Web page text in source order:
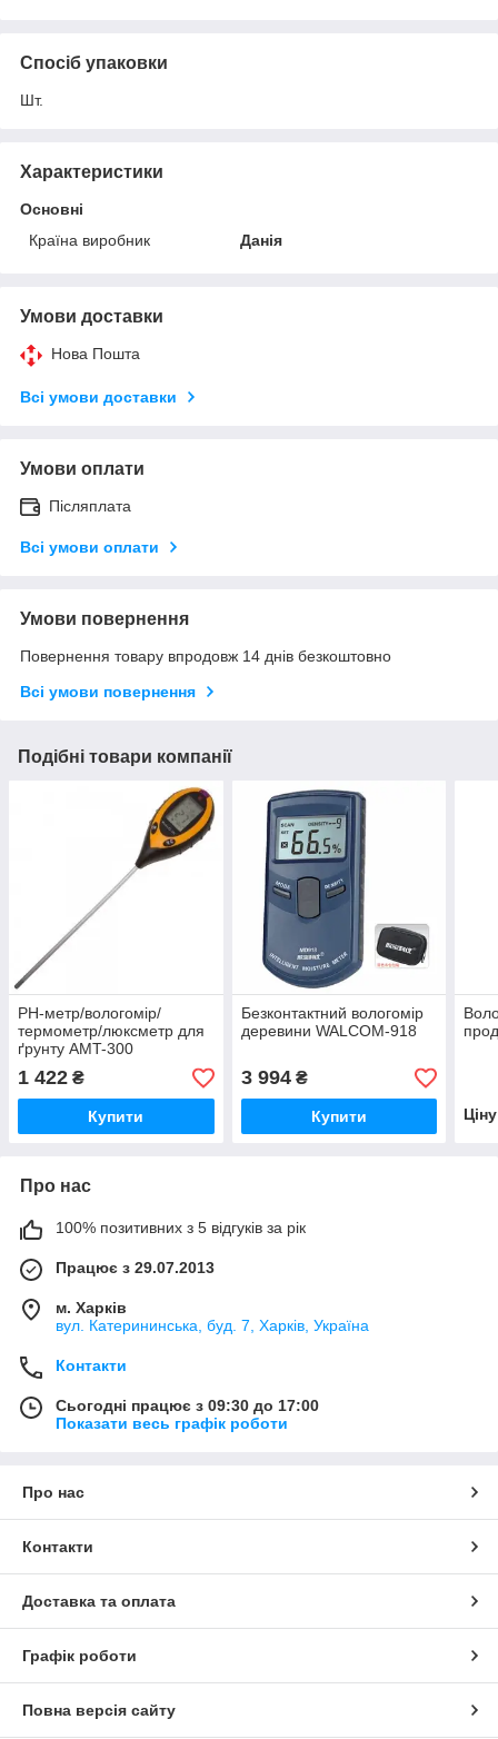
Спосіб упаковки
Шт.
Характеристики
Основні
Країна виробник
Данія
Умови доставки
Нова Пошта
Всі умови доставки
Умови оплати
Післяплата
Всі умови оплати
Умови повернення
Повернення товару впродовж 14 днів безкоштовно
Всі умови повернення
Подібні товари компанії
PH-метр/вологомір/
термометр/люксметр для
ґрунту AMT-300
1 422 ₴
Купити
Безконтактний вологомір
деревини WALCOM-918
3 994₴
Купити
Про нас
100% позитивних з 5 відгуків за рік
Працює з 29.07.2013
м. Харків
вул. Катерининська, буд. 7, Харків, Україна
Контакти
Сьогодні працює з 09:30 до 17:00
Показати весь графік роботи
Про нас
Контакти
Доставка та оплата
Графік роботи
Повна версія сайту